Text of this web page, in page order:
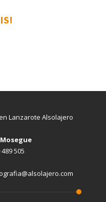
Lanzarote Alsolajero
505